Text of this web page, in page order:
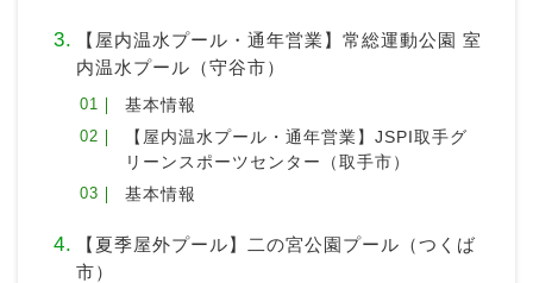
【屋内温水プール・通年営業】常総運動公園 室
内温水プール（守谷市）
基本情報
【屋内温水プール・通年営業】JSPI取手グ
リーンスポーツセンター（取手市）
基本情報
【夏季屋外プール】二の宮公園プール（つくば
市）